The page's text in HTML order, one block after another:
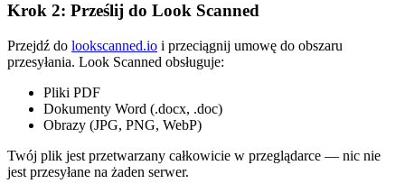
Krok 2: Prześlij do Look Scanned
Przejdź do lookscanned.io i przeciągnij umowę do obszaru
przesyłania. Look Scanned obsługuje:
Pliki PDF
Dokumenty Word (.docx, .doc)
Obrazy (JPG, PNG, WebP)
Twój plik jest przetwarzany całkowicie w przeglądarce — nic nie
jest przesyłane na żaden serwer.